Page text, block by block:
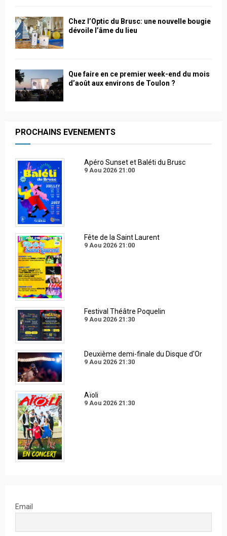
Chez l’Optic du Brusc: une nouvelle bougie
dévoile l’âme du lieu
Que faire en ce premier week-end du mois
d’août aux environs de Toulon ?
PROCHAINS EVENEMENTS
Apéro Sunset et Baléti du Brusc
9 Aou 2026 21:00
Fête de la Saint Laurent
9 Aou 2026 21:00
Festival Théâtre Poquelin
9 Aou 2026 21:30
Deuxième demi-finale du Disque d'Or
9 Aou 2026 21:30
Aïoli
9 Aou 2026 21:30
Email